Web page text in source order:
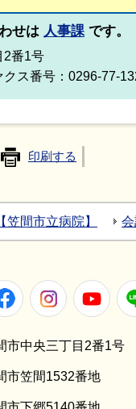
せは 人事課 です。
番1号
ス番号：0296-77-
印刷する
間市立病院】
FacebookInstagram
市中央三丁目2番1号
市笠間1532番地